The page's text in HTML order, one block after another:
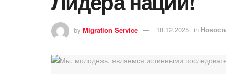
by Migration Service 18.12.2025 in